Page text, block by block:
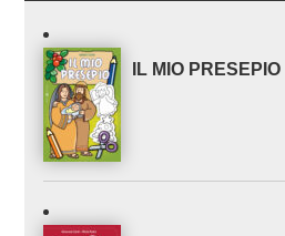
IL MIO PRESEPIO